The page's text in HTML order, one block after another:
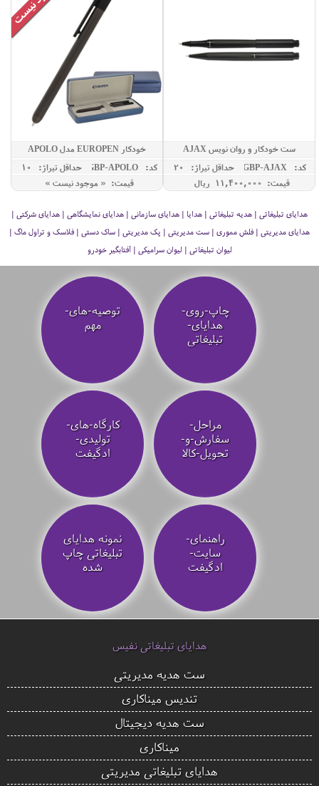
ست خودکار و روان نویس AJAX
کد: GBP-AJAX
حداقل تيراژ: 20
قیمت: 11,400,000 ريال
خودکار EUROPEN مدل APOLO
کد: GBP-APOLO
حداقل تيراژ: 10
قیمت: « موجود نیست »
هدایای تبلیغاتی | هدیه تبلیغاتی | هدایا | هدایای سازمانی | هدایای نمایشگاهی | هدایای شرکتی |
هدایای مدیریتی | فلش مموری | ست مدیریتی | پک مدیریتی | ساک دستی | فلاسک و تراول ماگ |
لیوان تبلیغاتی | لیوان سرامیکی | آفتابگیر خودرو
چاپ-روی-
هدایای-
تبلیغاتی
توصیه‌-های-
مهم
مراحل-
سفارش-و-
تحویل-کالا
کارگاه-های-
تولیدی-
ادگیفت
راهنمای-
سایت-
ادگیفت
نمونه هدایای
تبلیغاتی چاپ
شده
هدایای تبلیغاتی نفیس
ست هدیه مدیریتی
تندیس میناکاری
ست هدیه دیجیتال
میناکاری
هدایای تبلیغاتی مدیریتی